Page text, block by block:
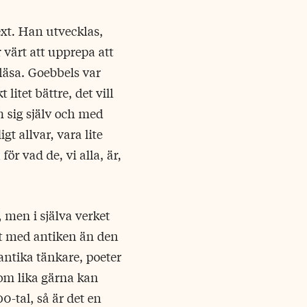
Han utvecklas,
att upprepa att
Goebbels var
litet bättre, det vill
sig själv och med
allvar, vara lite
vad de, vi alla, är,
i själva verket
med antiken än den
tänkare, poeter
lika gärna kan
tal, så är det en